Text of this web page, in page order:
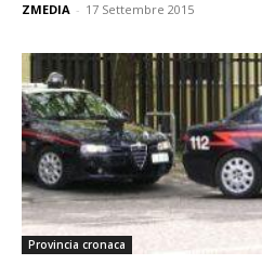
ZMEDIA - 17 Settembre 2015
Provincia cronaca